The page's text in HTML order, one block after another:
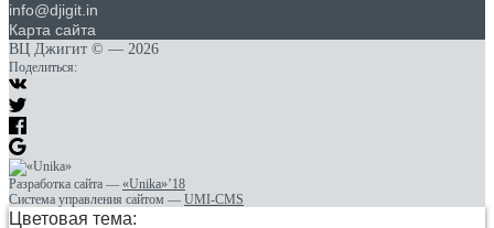
info@djigit.in
Карта сайта
ВЦ Джигит © — 2026
Поделиться:
Разработка сайта — «Unika»’18
Система управления сайтом — UMI-CMS
Цветовая тема: